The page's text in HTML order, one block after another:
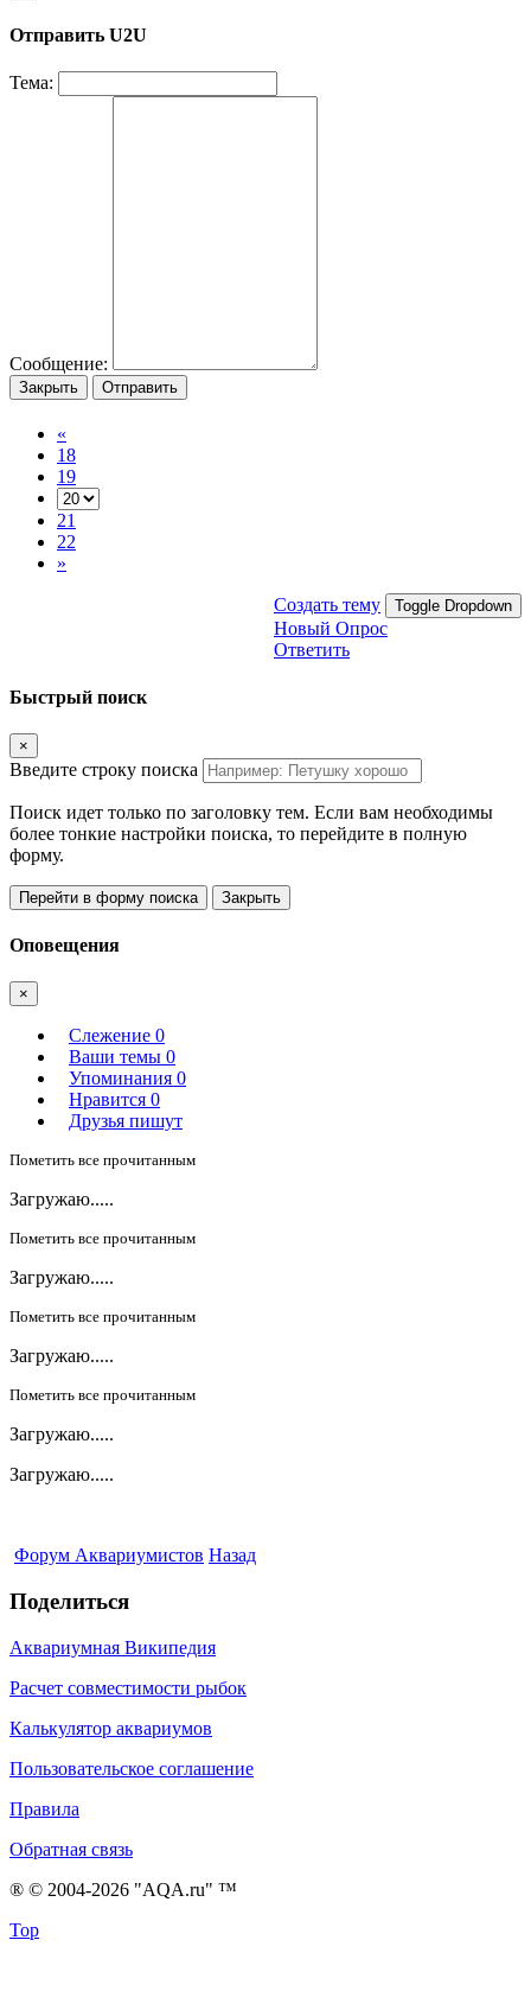
Отправить U2U
Тема:
Сообщение:
Закрыть Отправить
«
18
19
21
22
»
Создать тему Toggle Dropdown
Новый Опрос
Ответить
Быстрый поиск
×
Введите строку поиска
Поиск идет только по заголовку тем. Если вам необходимы
более тонкие настройки поиска, то перейдите в полную
форму.
Перейти в форму поиска Закрыть
Оповещения
×
Слежение 0
Ваши темы 0
Упоминания 0
Нравится 0
Друзья пишут
Пометить все прочитанным
Загружаю.....
Пометить все прочитанным
Загружаю.....
Пометить все прочитанным
Загружаю.....
Пометить все прочитанным
Загружаю.....
Загружаю.....
Форум Аквариумистов Назад
Поделиться
Аквариумная Википедия
Расчет совместимости рыбок
Калькулятор аквариумов
Пользовательское соглашение
Правила
Обратная связь
® © 2004-2026 "AQA.ru" ™
Top